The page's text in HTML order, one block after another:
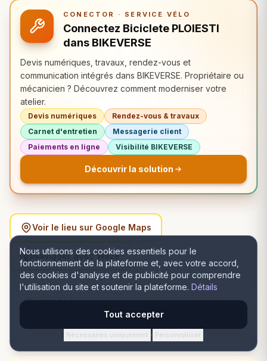
Nous utilisons des cookies essentiels pour le
fonctionnement de la plateforme et, avec votre accord,
des cookies d'analyse et de publicité pour comprendre
l'utilisation du site et soutenir la plateforme. Détails
Tout accepter
Nécessaires uniquement · Personnaliser
CONECTOR · SERVICE VÉLO
Connectez Biciclete PLOIESTI
dans BIKEVERSE
Devis numériques, travaux, rendez-vous et
communication intégrés dans BIKEVERSE. Propriétaire ou
mécanicien ? Découvrez comment moderniser votre
atelier.
Devis numériques
Rendez-vous & travaux
Carnet d'entretien
Messagerie client
Paiements en ligne
Visibilité BIKEVERSE
Découvrir la solution
Voir le lieu sur Google Maps
Naviguer avec Waze
ADDRESS
Strada Văleni 26-28, Ploiești, România, Ploiești, Prahova